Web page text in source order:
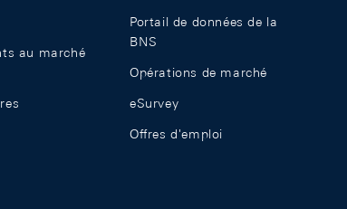
au marché
Portail de données de la
BNS
Opérations de marché
eSurvey
Offres d'emploi